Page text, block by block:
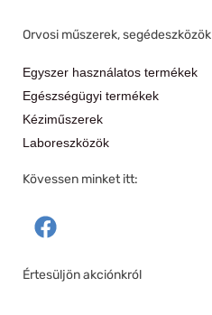
Orvosi műszerek, segédeszközök
Egyszer használatos termékek
Egészségügyi termékek
Kéziműszerek
Laboreszközök
Kövessen minket itt:
F
a
e
Értesüljön akciónkról